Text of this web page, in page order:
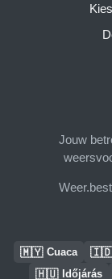
Jouw
🇲🇾 Cuaca 🇮🇩
🇭🇺 Időjárás